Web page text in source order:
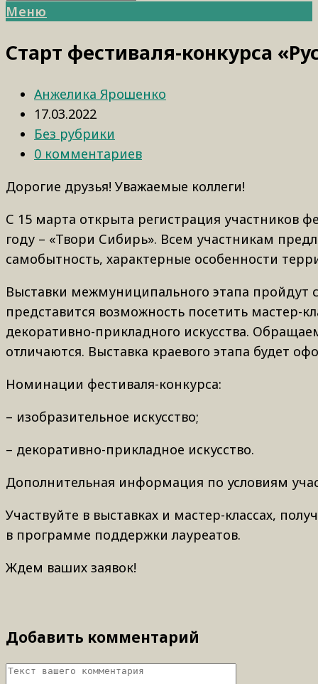
Меню
Старт фестиваля-конкурса
Анжелика Ярошенко
17.03.2022
Без рубрики
0 комментариев
Дорогие друзья! Уважаемые коллеги!
С 15 марта открыта регистрация участников
году – «Твори Сибирь». Всем участникам
самобытность, характерные особенности
Выставки межмуниципального этапа пройдут
представится возможность посетить мастер-
декоративно-прикладного искусства.
отличаются. Выставка краевого этапа будет
Номинации фестиваля-конкурса:
– изобразительное искусство;
– декоративно-прикладное искусство.
Дополнительная информация по условиям
Участвуйте в выставках и мастер-классах,
в программе поддержки лауреатов.
Ждем ваших заявок!
Добавить комментарий